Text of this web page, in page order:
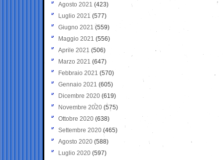
Agosto 2021 (423)
Luglio 2021 (577)
Giugno 2021(559)
Maggio 2021 (556)
Aprile 2021 (506)
Marzo 2021 (647)
Febbraio 2021 (570)
Gennaio 2021 (605)
Dicembre 2020 (619)
Novembre 2020 (575)
Ottobre 2020 (638)
Settembre 2020(465)
Agosto 2020 (588)
Luglio 2020 (597)